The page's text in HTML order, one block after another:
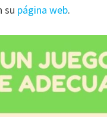
su página web.